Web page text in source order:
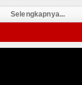
Selengkapnya...